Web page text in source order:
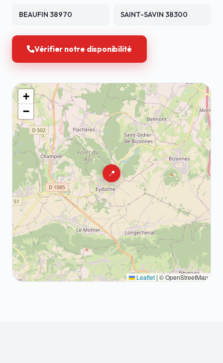
BEAUFIN 38970 SAINT-SAVIN 38300
Vérifier notre disponibilité
📍
+
−
Leaflet | © OpenStreetMap